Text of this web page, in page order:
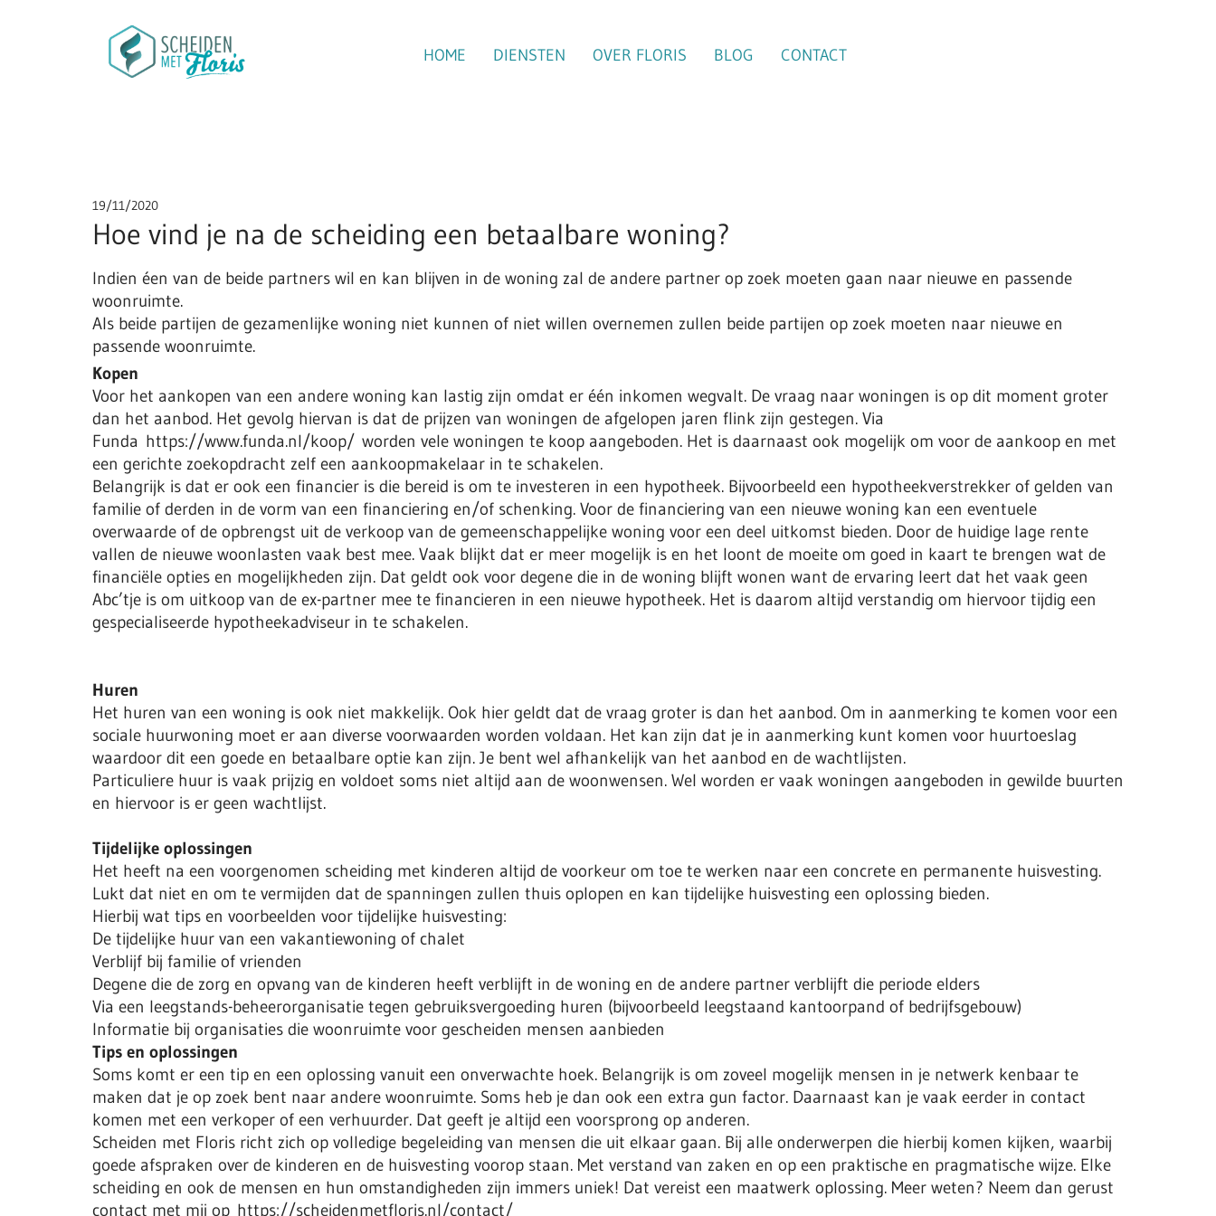
HOME DIENSTEN OVER FLORIS BLOG CONTACT
19/11/2020
Hoe vind je na de scheiding een betaalbare woning?
Indien éen van de beide partners wil en kan blijven in de woning zal de andere partner op zoek moeten gaan naar nieuwe en passende
woonruimte.
Als beide partijen de gezamenlijke woning niet kunnen of niet willen overnemen zullen beide partijen op zoek moeten naar nieuwe en
passende woonruimte.
Kopen
Voor het aankopen van een andere woning kan lastig zijn omdat er één inkomen wegvalt. De vraag naar woningen is op dit moment groter
dan het aanbod. Het gevolg hiervan is dat de prijzen van woningen de afgelopen jaren flink zijn gestegen. Via
Funda https://www.funda.nl/koop/ worden vele woningen te koop aangeboden. Het is daarnaast ook mogelijk om voor de aankoop en met
een gerichte zoekopdracht zelf een aankoopmakelaar in te schakelen.
Belangrijk is dat er ook een financier is die bereid is om te investeren in een hypotheek. Bijvoorbeeld een hypotheekverstrekker of gelden van
familie of derden in de vorm van een financiering en/of schenking. Voor de financiering van een nieuwe woning kan een eventuele
overwaarde of de opbrengst uit de verkoop van de gemeenschappelijke woning voor een deel uitkomst bieden. Door de huidige lage rente
vallen de nieuwe woonlasten vaak best mee. Vaak blijkt dat er meer mogelijk is en het loont de moeite om goed in kaart te brengen wat de
financiële opties en mogelijkheden zijn. Dat geldt ook voor degene die in de woning blijft wonen want de ervaring leert dat het vaak geen
Abc’tje is om uitkoop van de ex-partner mee te financieren in een nieuwe hypotheek. Het is daarom altijd verstandig om hiervoor tijdig een
gespecialiseerde hypotheekadviseur in te schakelen.
Huren
Het huren van een woning is ook niet makkelijk. Ook hier geldt dat de vraag groter is dan het aanbod. Om in aanmerking te komen voor een
sociale huurwoning moet er aan diverse voorwaarden worden voldaan. Het kan zijn dat je in aanmerking kunt komen voor huurtoeslag
waardoor dit een goede en betaalbare optie kan zijn. Je bent wel afhankelijk van het aanbod en de wachtlijsten.
Particuliere huur is vaak prijzig en voldoet soms niet altijd aan de woonwensen. Wel worden er vaak woningen aangeboden in gewilde buurten
en hiervoor is er geen wachtlijst.
Tijdelijke oplossingen
Het heeft na een voorgenomen scheiding met kinderen altijd de voorkeur om toe te werken naar een concrete en permanente huisvesting.
Lukt dat niet en om te vermijden dat de spanningen zullen thuis oplopen en kan tijdelijke huisvesting een oplossing bieden.
Hierbij wat tips en voorbeelden voor tijdelijke huisvesting:
De tijdelijke huur van een vakantiewoning of chalet
Verblijf bij familie of vrienden
Degene die de zorg en opvang van de kinderen heeft verblijft in de woning en de andere partner verblijft die periode elders
Via een leegstands-beheerorganisatie tegen gebruiksvergoeding huren (bijvoorbeeld leegstaand kantoorpand of bedrijfsgebouw)
Informatie bij organisaties die woonruimte voor gescheiden mensen aanbieden
Tips en oplossingen
Soms komt er een tip en een oplossing vanuit een onverwachte hoek. Belangrijk is om zoveel mogelijk mensen in je netwerk kenbaar te
maken dat je op zoek bent naar andere woonruimte. Soms heb je dan ook een extra gun factor. Daarnaast kan je vaak eerder in contact
komen met een verkoper of een verhuurder. Dat geeft je altijd een voorsprong op anderen.
Scheiden met Floris richt zich op volledige begeleiding van mensen die uit elkaar gaan. Bij alle onderwerpen die hierbij komen kijken, waarbij
goede afspraken over de kinderen en de huisvesting voorop staan. Met verstand van zaken en op een praktische en pragmatische wijze. Elke
scheiding en ook de mensen en hun omstandigheden zijn immers uniek! Dat vereist een maatwerk oplossing. Meer weten? Neem dan gerust
contact met mij op https://scheidenmetfloris.nl/contact/